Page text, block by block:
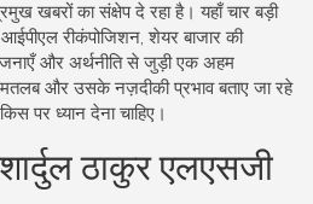
खबरों का संक्षेप दे रहा है। यहाँ चार बड़ी
रीकंपोजिशन, शेयर बाजार की
और अर्थनीति से जुड़ी एक अहम
और उसके नज़दीकी प्रभाव बताए जा रहे
पर ध्यान देना चाहिए।
ठाकुर एलएसजी